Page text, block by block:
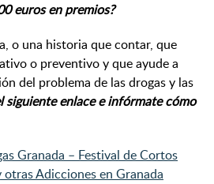
euros en premios?
o una historia que contar, que
o preventivo y que ayude a
del problema de las drogas y las
siguiente enlace e infórmate cómo
Granada – Festival de Cortos
Adicciones en Granada